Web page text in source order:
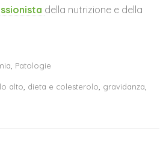
della nutrizione e della
, Patologie
alto, dieta e colesterolo, gravidanza,